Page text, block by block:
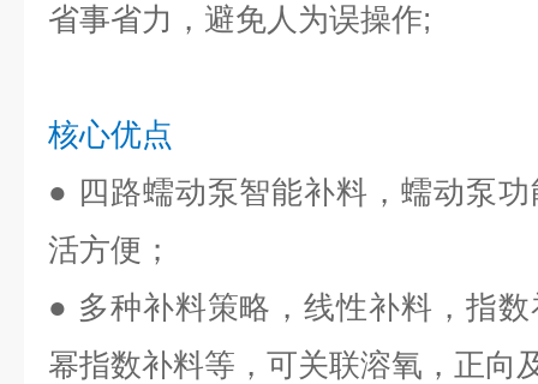
省事省力，避免人为误操作;
核心优点
● 四路蠕动泵智能补料，蠕动泵
活方便；
● 多种补料策略，线性补料，指
幂指数补料等，可关联溶氧，正向